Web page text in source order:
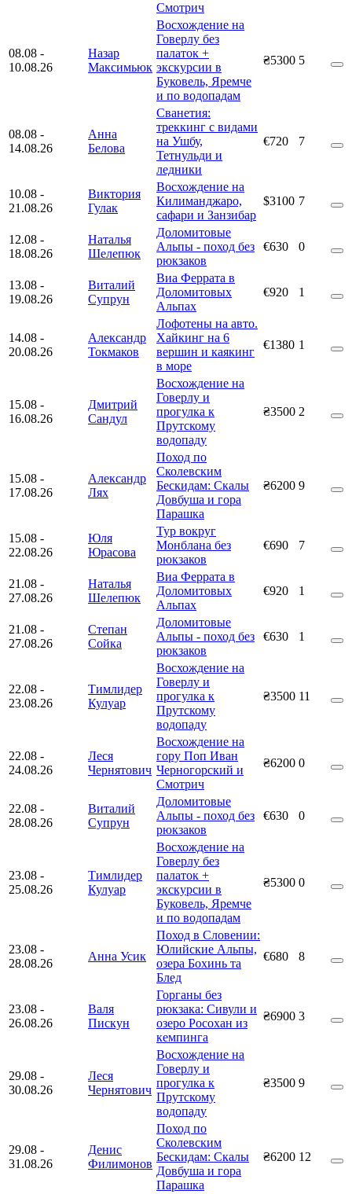
Смотрич
08.08 -
10.08.26
Назар
Максимьюк
Восхождение на
Говерлу без
палаток +
экскурсии в
Буковель, Яремче
и по водопадам
₴5300 5
08.08 -
14.08.26
Анна
Белова
Сванетия:
треккинг с видами
на Ушбу,
Тетнульди и
ледники
€720 7
10.08 -
21.08.26
Виктория
Гулак
Восхождение на
Килиманджаро,
сафари и Занзибар
$3100 7
12.08 -
18.08.26
Наталья
Шелепюк
Доломитовые
Альпы - поход без
рюкзаков
€630 0
13.08 -
19.08.26
Виталий
Супрун
Виа Феррата в
Доломитовых
Альпах
€920 1
14.08 -
20.08.26
Александр
Токмаков
Лофотены на авто.
Хайкинг на 6
вершин и каякинг
в море
€1380 1
15.08 -
16.08.26
Дмитрий
Сандул
Восхождение на
Говерлу и
прогулка к
Прутскому
водопаду
₴3500 2
15.08 -
17.08.26
Александр
Лях
Поход по
Сколевским
Бескидам: Скалы
Довбуша и гора
Парашка
₴6200 9
15.08 -
22.08.26
Юля
Юрасова
Тур вокруг
Монблана без
рюкзаков
€690 7
21.08 -
27.08.26
Наталья
Шелепюк
Виа Феррата в
Доломитовых
Альпах
€920 1
21.08 -
27.08.26
Степан
Сойка
Доломитовые
Альпы - поход без
рюкзаков
€630 1
22.08 -
23.08.26
Тимлидер
Кулуар
Восхождение на
Говерлу и
прогулка к
Прутскому
водопаду
₴3500 11
22.08 -
24.08.26
Леся
Чернятович
Восхождение на
гору Поп Иван
Черногорский и
Смотрич
₴6200 0
22.08 -
28.08.26
Виталий
Супрун
Доломитовые
Альпы - поход без
рюкзаков
€630 0
23.08 -
25.08.26
Тимлидер
Кулуар
Восхождение на
Говерлу без
палаток +
экскурсии в
Буковель, Яремче
и по водопадам
₴5300 0
23.08 -
28.08.26
Анна Усик
Поход в Словении:
Юлийские Альпы,
озера Бохинь та
Блед
€680 8
23.08 -
26.08.26
Валя
Пискун
Горганы без
рюкзака: Сивули и
озеро Росохан из
кемпинга
₴6900 3
29.08 -
30.08.26
Леся
Чернятович
Восхождение на
Говерлу и
прогулка к
Прутскому
водопаду
₴3500 9
29.08 -
31.08.26
Денис
Филимонов
Поход по
Сколевским
Бескидам: Скалы
Довбуша и гора
Парашка
₴6200 12